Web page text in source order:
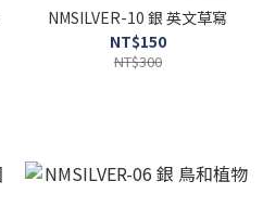
NMSILVER-10 銀 英文草寫
NT$150
NT$300